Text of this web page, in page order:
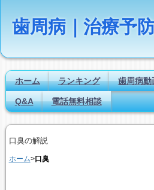
ホーム ランキング 歯周病動
Q&A 電話無料相談
口臭の解説
ホーム>口臭